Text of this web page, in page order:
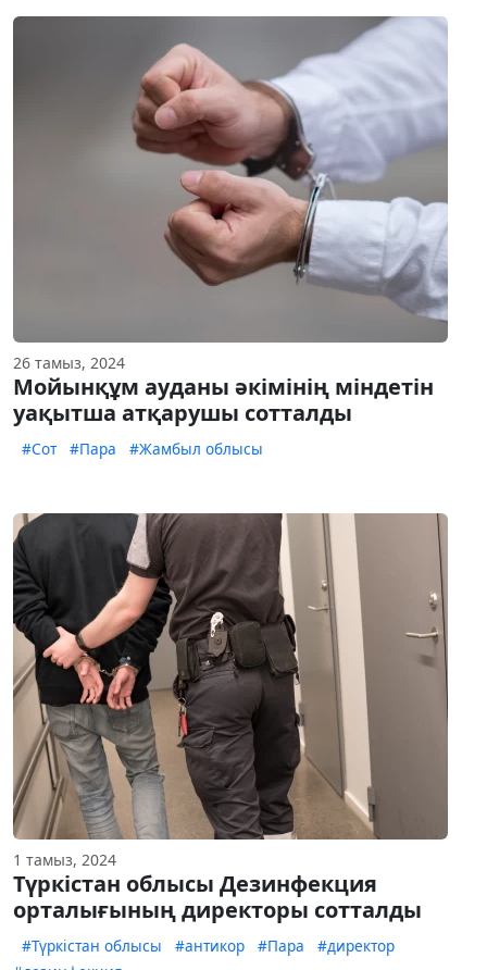
26 тамыз, 2024
Мойынқұм ауданы әкімінің міндетін
уақытша атқарушы сотталды
#Сот #Пара #Жамбыл облысы
1 тамыз, 2024
Түркістан облысы Дезинфекция
орталығының директоры сотталды
#Түркістан облысы #антикор #Пара
#директор